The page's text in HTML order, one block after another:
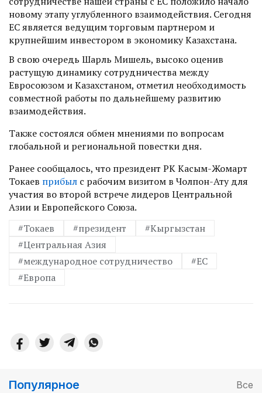
новому этапу углубленного взаимодействия. Сегодня
ЕС является ведущим торговым партнером и
крупнейшим инвестором в экономику Казахстана.
В свою очередь Шарль Мишель, высоко оценив
растущую динамику сотрудничества между
Евросоюзом и Казахстаном, отметил необходимость
совместной работы по дальнейшему развитию
взаимодействия.
Также состоялся обмен мнениями по вопросам
глобальной и региональной повестки дня.
Ранее сообщалось, что президент РК Касым-Жомарт
Токаев прибыл с рабочим визитом в Чолпон-Ату для
участия во второй встрече лидеров Центральной
Азии и Европейского Союза.
#Токаев
#президент
#Кыргызстан
#Центральная Азия
#международное сотрудничество
#ЕС
#Европа
Популярное Все